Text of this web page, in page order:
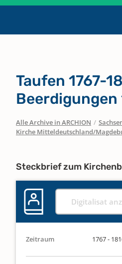
Taufen 1767-
Beerdigungen
Alle Archive in ARCHION /
Kirche Mitteldeutschland/
Steckbrief zum
Digitalisat
Zeitraum 1767 -